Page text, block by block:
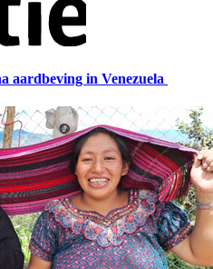
aardbeving in Venezuela